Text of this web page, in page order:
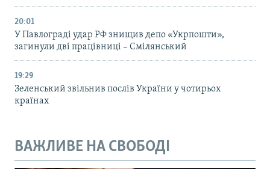
20:01
У Павлограді удар РФ знищив депо «Укрпошти»,
загинули дві працівниці – Смілянський
19:29
Зеленський звільнив послів України у чотирьох
країнах
ВАЖЛИВЕ НА СВОБОДІ